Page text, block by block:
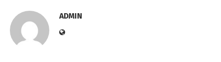
ADMIN